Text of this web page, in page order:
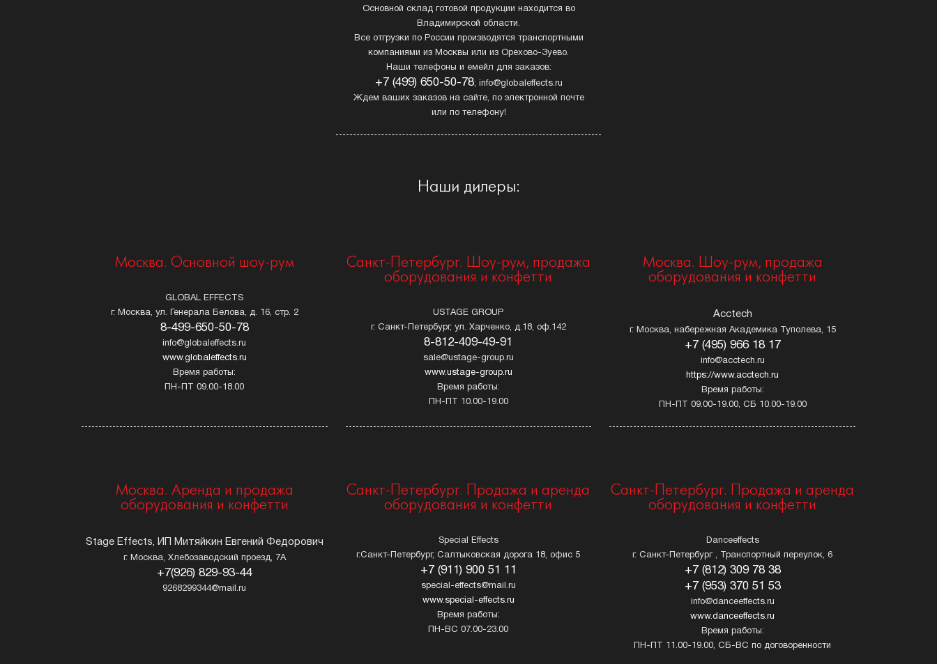
Основной склад готовой продукции находится во
Владимирской области.
Все отгрузки по России производятся транспортными
компаниями из Москвы или из Орехово-Зуево.
Наши телефоны и емейл для заказов:
+7 (499) 650-50-78; info@globaleffects.ru
Ждем ваших заказов на сайте, по электронной почте
или по телефону!
Наши дилеры:
Москва. Основной шоу-рум
GLOBAL EFFECTS
г. Москва, ул. Генерала Белова, д. 16, стр. 2
8-499-650-50-78
info@globaleffects.ru
www.globaleffects.ru
Время работы:
ПН-ПТ 09.00-18.00
Санкт-Петербург. Шоу-рум, продажа
оборудования и конфетти
USTAGE GROUP
г. Санкт-Петербург, ул. Харченко, д.18, оф.142
8-812-409-49-91
sale@ustage-group.ru
www.ustage-group.ru
Время работы:
ПН-ПТ 10.00-19.00
Москва. Шоу-рум, продажа
оборудования и конфетти
Acctech
г. Москва, набережная Академика Туполева, 15
+7 (495) 966 18 17
info@acctech.ru
https://www.acctech.ru
Время работы:
ПН-ПТ 09.00-19.00, СБ 10.00-19.00
Москва. Аренда и продажа
оборудования и конфетти
Stage Effects, ИП Митяйкин Евгений Федорович
г. Москва, Хлебозаводский проезд, 7А
+7(926) 829-93-44
9268299344@mail.ru
Санкт-Петербург. Продажа и аренда
оборудования и конфетти
Special Effects
г.Санкт-Петербург, Салтыковская дорога 18, офис 5
+7 (911) 900 51 11
special-effects@mail.ru
www.special-effects.ru
Время работы:
ПН-ВС 07.00-23.00
Санкт-Петербург. Продажа и аренда
оборудования и конфетти
Danceeffects
г. Санкт-Петербург , Транспортный переулок, 6
+7 (812) 309 78 38
+7 (953) 370 51 53
info@danceeffects.ru
www.danceeffects.ru
Время работы:
ПН-ПТ 11.00-19.00, СБ-ВС по договоренности